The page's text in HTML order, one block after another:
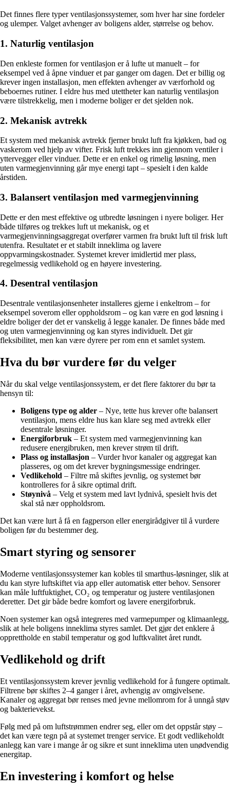
Det finnes flere typer ventilasjonssystemer, som hver har sine fordeler
og ulemper. Valget avhenger av boligens alder, størrelse og behov.
1. Naturlig ventilasjon
Den enkleste formen for ventilasjon er å lufte ut manuelt – for
eksempel ved å åpne vinduer et par ganger om dagen. Det er billig og
krever ingen installasjon, men effekten avhenger av værforhold og
beboernes rutiner. I eldre hus med utettheter kan naturlig ventilasjon
være tilstrekkelig, men i moderne boliger er det sjelden nok.
2. Mekanisk avtrekk
Et system med mekanisk avtrekk fjerner brukt luft fra kjøkken, bad og
vaskerom ved hjelp av vifter. Frisk luft trekkes inn gjennom ventiler i
yttervegger eller vinduer. Dette er en enkel og rimelig løsning, men
uten varmegjenvinning går mye energi tapt – spesielt i den kalde
årstiden.
3. Balansert ventilasjon med varmegjenvinning
Dette er den mest effektive og utbredte løsningen i nyere boliger. Her
både tilføres og trekkes luft ut mekanisk, og et
varmegjenvinningsaggregat overfører varmen fra brukt luft til frisk luft
utenfra. Resultatet er et stabilt inneklima og lavere
oppvarmingskostnader. Systemet krever imidlertid mer plass,
regelmessig vedlikehold og en høyere investering.
4. Desentral ventilasjon
Desentrale ventilasjonsenheter installeres gjerne i enkeltrom – for
eksempel soverom eller oppholdsrom – og kan være en god løsning i
eldre boliger der det er vanskelig å legge kanaler. De finnes både med
og uten varmegjenvinning og kan styres individuelt. Det gir
fleksibilitet, men kan være dyrere per rom enn et samlet system.
Hva du bør vurdere før du velger
Når du skal velge ventilasjonssystem, er det flere faktorer du bør ta
hensyn til:
Boligens type og alder – Nye, tette hus krever ofte balansert
ventilasjon, mens eldre hus kan klare seg med avtrekk eller
desentrale løsninger.
Energiforbruk – Et system med varmegjenvinning kan
redusere energibruken, men krever strøm til drift.
Plass og installasjon – Vurder hvor kanaler og aggregat kan
plasseres, og om det krever bygningsmessige endringer.
Vedlikehold – Filtre må skiftes jevnlig, og systemet bør
kontrolleres for å sikre optimal drift.
Støynivå – Velg et system med lavt lydnivå, spesielt hvis det
skal stå nær oppholdsrom.
Det kan være lurt å få en fagperson eller energirådgiver til å vurdere
boligen før du bestemmer deg.
Smart styring og sensorer
Moderne ventilasjonssystemer kan kobles til smarthus-løsninger, slik at
du kan styre luftskiftet via app eller automatisk etter behov. Sensorer
kan måle luftfuktighet, CO₂ og temperatur og justere ventilasjonen
deretter. Det gir både bedre komfort og lavere energiforbruk.
Noen systemer kan også integreres med varmepumper og klimaanlegg,
slik at hele boligens inneklima styres samlet. Det gjør det enklere å
opprettholde en stabil temperatur og god luftkvalitet året rundt.
Vedlikehold og drift
Et ventilasjonssystem krever jevnlig vedlikehold for å fungere optimalt.
Filtrene bør skiftes 2–4 ganger i året, avhengig av omgivelsene.
Kanaler og aggregat bør renses med jevne mellomrom for å unngå støv
og bakterievekst.
Følg med på om luftstrømmen endrer seg, eller om det oppstår støy –
det kan være tegn på at systemet trenger service. Et godt vedlikeholdt
anlegg kan vare i mange år og sikre et sunt inneklima uten unødvendig
energitap.
En investering i komfort og helse